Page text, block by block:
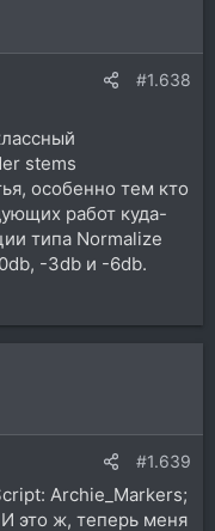
#1.638
stems
особенно тем кто
работ куда-
типа Normalize
-3db и -6db.
#1.639
Archie_Markers;
это ж, теперь меня